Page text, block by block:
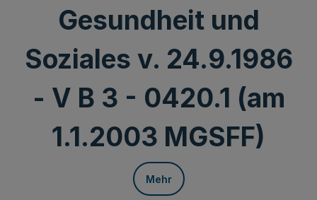
Gesundheit und
Soziales v. 24.9.1986
- V B 3 - 0420.1 (am
1.1.2003 MGSFF)
Mehr